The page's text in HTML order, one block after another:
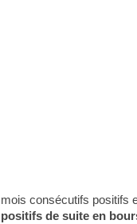
consécutifs positifs
de suite en